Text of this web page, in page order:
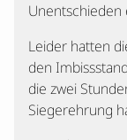
Unentschieden
Leider hatten
den
die zwei
Siegerehrung